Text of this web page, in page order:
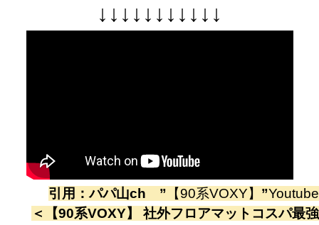
↓ ↓ ↓ ↓ ↓ ↓ ↓ ↓ ↓ ↓ ↓
引用：パパ山ch ” 【90系VOXY】 ”Youtube
＜
【90系VOXY】 社外フロアマットコスパ最強